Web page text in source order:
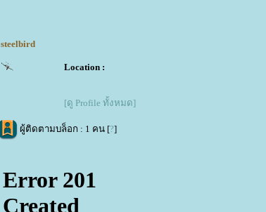
steelbird
Location :
[ดู Profile ทั้งหมด]
ผู้ติดตามบล็อก : 1 คน [?]